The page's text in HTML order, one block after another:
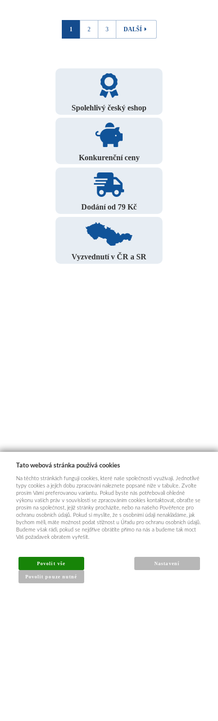
1 2 3 DALŠÍ
Spolehlivý český eshop
Konkurenční ceny
Dodání od 79 Kč
Vyzvednutí v ČR a SR
INFORMACE PRO KUPUJÍCÍ
Obchodní podmínky
Tato webová stránka používá cookies
Na těchto stránkách fungují cookies, které naše společnosti využívají. Jednotlivé
typy cookies a jejich dobu zpracování naleznete popsané níže v tabulce. Zvolte
prosím Vámi preferovanou variantu. Pokud byste nás potřebovali ohledně
výkonu vašich práv v souvislosti se zpracováním cookies kontaktovat, obraťte se
prosím na společnost, jejíž stránky procházíte, nebo na našeho Pověřence pro
ochranu osobních údajů. Pokud si myslíte, že s osobními údaji nenakládáme, jak
bychom měli, máte možnost podat stížnost u Úřadu pro ochranu osobních údajů.
Budeme však rádi, pokud se nejdříve obrátíte přímo na nás a budeme tak moct
Váš požadavek obratem vyřešit.
Povolit vše
Povolit pouze nutné
Nastavení